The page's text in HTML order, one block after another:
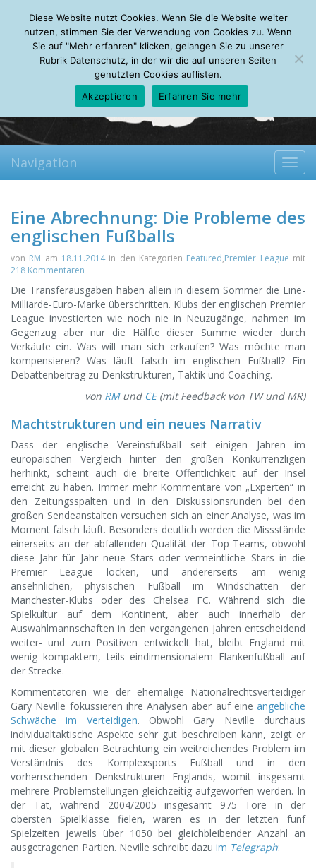
Friday, 07.08.2026
Mein Account
About Autoren Leseempfehlungen FAQ
Navigation
Eine Abrechnung: Die Probleme des
englischen Fußballs
von RM am 18.11.2014in den Kategorien Featured,Premier League mit
218 Kommentaren
Die Transferausgaben haben allein in diesem Sommer die Eine-
Milliarde-Euro-Marke überschritten. Klubs der englischen Premier
League investierten wie noch nie in Neuzugänge, nahmen im
Gegenzug aber nur die Hälfte dieser Summe wieder durch
Verkäufe ein. Was will man sich erkaufen? Was möchte man
kompensieren? Was läuft falsch im englischen Fußball? Ein
Debattenbeitrag zu Denkstrukturen, Taktik und Coaching.
von RMund CE(mit Feedback von TW und MR)
Machtstrukturen und ein neues Narrativ
Dass der englische Vereinsfußball seit einigen Jahren im
europäischen Vergleich hinter den großen Konkurrenzligen
herhinkt, scheint auch die breite Öffentlichkeit auf der Insel
erreicht zu haben. Immer mehr Kommentare von „Experten“ in
den Zeitungsspalten und in den Diskussionsrunden bei den
großen Sendeanstalten versuchen sich an einer Analyse, was im
Moment falsch läuft. Besonders deutlich werden die Missstände
einerseits an der abfallenden Qualität der Top-Teams, obwohl
diese Jahr für Jahr neue Stars oder vermeintliche Stars in die
Premier League locken, und andererseits am wenig
ansehnlichen, physischen Fußball im Windschatten der
Manchester-Klubs oder des Chelsea FC. Während sich die
Spielkultur auf dem Kontinent, aber auch innerhalb der
Auswahlmannschaften in den vergangenen Jahren entscheidend
weiter- und zum Positiven entwickelt hat, bleibt England mit
wenig kompaktem, teils eindimensionalem Flankenfußball auf
der Strecke.
Kommentatoren wie der ehemalige Nationalrechtsverteidiger
Gary Neville fokussieren ihre Analysen aber auf eine angebliche
Schwäche im Verteidigen. Obwohl Gary Neville durchaus
individualtaktische Aspekte sehr gut beschreiben kann, zeigt er
mit dieser globalen Betrachtung ein weitreichendes Problem im
Verständnis des Komplexsports Fußball und in den
vorherrschenden Denkstrukturen Englands, womit insgesamt
mehrere Problemstellungen gleichzeitig aufgeworfen werden. In
der Tat, während 2004/2005 insgesamt 975 Tore in der
obersten Spielklasse fielen, waren es in der letzten fünf
Spielzeiten jeweils über 1050 bei gleichbleibender Anzahl an
ausgetragenen Partien. Neville schreibt dazu im Telegraph:
Diese Website nutzt Cookies. Wenn Sie die Website weiter
nutzen, stimmen Sie der Verwendung von Cookies zu. Wenn
Sie auf "Mehr erfahren" klicken, gelangen Sie zu unserer
Rubrik Datenschutz, in der wir die auf unseren Seiten
genutzten Cookies auflisten.
Akzeptieren
Erfahren Sie mehr